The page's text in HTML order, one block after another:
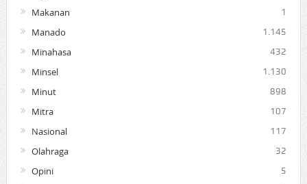
Makanan 1
Manado 1.145
Minahasa 432
Minsel 1.130
Minut 898
Mitra 107
Nasional 117
Olahraga 32
Opini 5